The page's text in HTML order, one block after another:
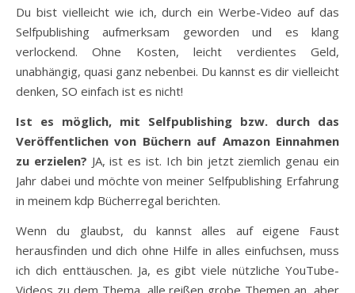
Du bist vielleicht wie ich, durch ein Werbe-Video auf das
Selfpublishing aufmerksam geworden und es klang
verlockend. Ohne Kosten, leicht verdientes Geld,
unabhängig, quasi ganz nebenbei. Du kannst es dir vielleicht
denken, SO einfach ist es nicht!
Ist es möglich, mit Selfpublishing bzw. durch das
Veröffentlichen von Büchern auf Amazon Einnahmen
zu erzielen? JA, ist es ist. Ich bin jetzt ziemlich genau ein
Jahr dabei und möchte von meiner Selfpublishing Erfahrung
in meinem kdp Bücherregal berichten.
Wenn du glaubst, du kannst alles auf eigene Faust
herausfinden und dich ohne Hilfe in alles einfuchsen, muss
ich dich enttäuschen. Ja, es gibt viele nützliche YouTube-
Videos zu dem Thema, alle reißen grobe Themen an, aber